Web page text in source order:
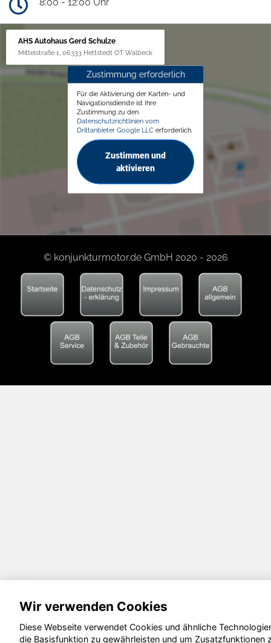
AHS Autohaus Gerd Schulze
Mittelstraße 1, 06333 Hettstedt OT Walbeck
Zustimmung erforderlich
Für die Aktivierung der Karten- und
Navigationsdienste ist Ihre
Zustimmung zu den
Datenschutzrichtlinien vom
Drittanbieter Google LLC erforderlich.
Zustimmen und
aktivieren
© konjunkturmotor.de GmbH 2020 - 2026
Wir verwenden Cookies
Diese Webseite verwendet Cookies und ähnliche
die Basisfunktion zu gewährleisten und um Zusatzfunktionen